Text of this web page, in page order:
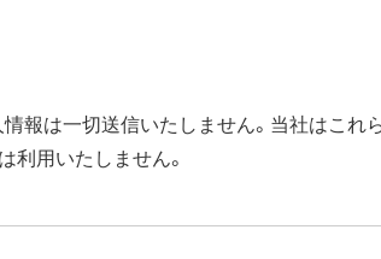
報は一切送信いたしません。当社はこ
利用いたしません。